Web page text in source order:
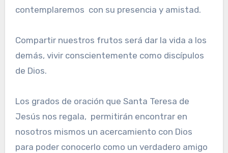
contemplaremos con su presencia y amistad.
Compartir nuestros frutos será dar la vida a los
demás, vivir conscientemente como discípulos
de Dios.
Los grados de oración que Santa Teresa de
Jesús nos regala, permitirán encontrar en
nosotros mismos un acercamiento con Dios
para poder conocerlo como un verdadero amigo